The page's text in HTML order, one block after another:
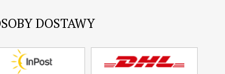
DOSTAWY